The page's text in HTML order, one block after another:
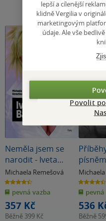
Neměla jsem se
narodit - Iveta
Bartošová
Michaela Remešová
4.5
z
5
hvězdiček
pevná vazba
357 Kč
Běžně 399 Kč
Adam
4.5
z
5
hvězdiček
536
Běžně
lepší a cílenější
klidně Vergilia v
marketingovým
údaje. Ale vše
Povolit